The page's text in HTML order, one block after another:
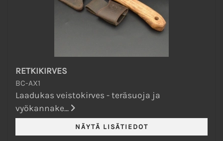
RETKIKIRVES
BC-AX1
Laadukas veistokirves - teräsuoja ja
vyökannake...